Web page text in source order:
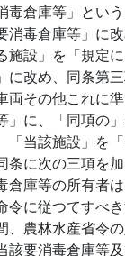
毒倉庫等」とい
消毒倉庫等」に
施設」を「規定
に改め、同条第
両その他これに
」に、「同項の
「当該施設」を
に次の三項を加
倉庫等の所有者
令に従つてすべ
、農林水産省令
該要消毒倉庫等